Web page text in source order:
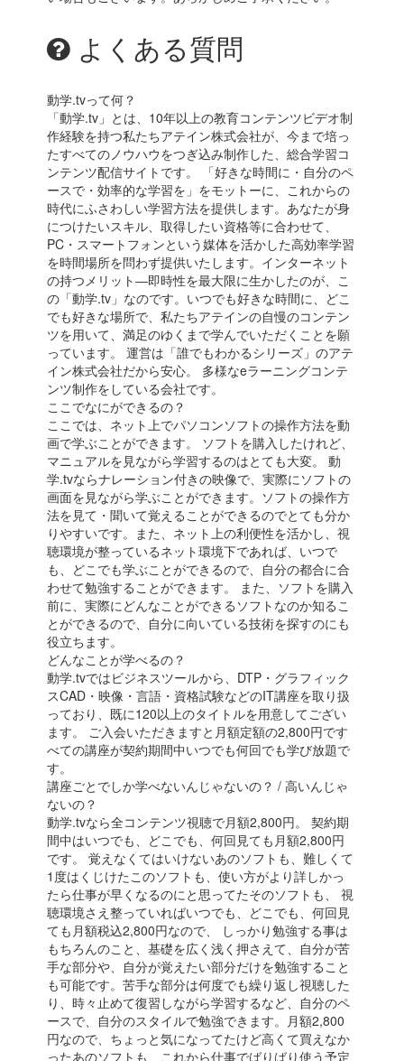
よくある質問
動学.tvって何？
「動学.tv」とは、10年以上の教育コンテンツビデオ制
作経験を持つ私たちアテイン株式会社が、今まで培っ
たすべてのノウハウをつぎ込み制作した、総合学習コ
ンテンツ配信サイトです。 「好きな時間に・自分のペ
ースで・効率的な学習を」をモットーに、これからの
時代にふさわしい学習方法を提供します。あなたが身
につけたいスキル、取得したい資格等に合わせて、
PC・スマートフォンという媒体を活かした高効率学習
を時間場所を問わず提供いたします。インターネット
の持つメリット―即時性を最大限に生かしたのが、こ
の「動学.tv」なのです。いつでも好きな時間に、どこ
でも好きな場所で、私たちアテインの自慢のコンテン
ツを用いて、満足のゆくまで学んでいただくことを願
っています。 運営は「誰でもわかるシリーズ」のアテ
イン株式会社だから安心。 多様なeラーニングコンテ
ンツ制作をしている会社です。
ここでなにができるの？
ここでは、ネット上でパソコンソフトの操作方法を動
画で学ぶことができます。 ソフトを購入したけれど、
マニュアルを見ながら学習するのはとても大変。 動
学.tvならナレーション付きの映像で、実際にソフトの
画面を見ながら学ぶことができます。ソフトの操作方
法を見て・聞いて覚えることができるのでとても分か
りやすいです。また、ネット上の利便性を活かし、視
聴環境が整っているネット環境下であれば、いつで
も、どこでも学ぶことができるので、自分の都合に合
わせて勉強することができます。 また、ソフトを購入
前に、実際にどんなことができるソフトなのか知るこ
とができるので、自分に向いている技術を探すのにも
役立ちます。
どんなことが学べるの？
動学.tvではビジネスツールから、DTP・グラフィック
スCAD・映像・言語・資格試験などのIT講座を取り扱
っており、既に120以上のタイトルを用意してござい
ます。 ご入会いただきますと月額定額の2,800円です
べての講座が契約期間中いつでも何回でも学び放題で
す。
講座ごとでしか学べないんじゃないの？ / 高いんじゃ
ないの？
動学.tvなら全コンテンツ視聴で月額2,800円。 契約期
間中はいつでも、どこでも、何回見ても月額2,800円
です。 覚えなくてはいけないあのソフトも、難しくて
1度はくじけたこのソフトも、使い方がより詳しかっ
たら仕事が早くなるのにと思ってたそのソフトも、 視
聴環境さえ整っていればいつでも、どこでも、何回見
ても月額税込2,800円なので、 しっかり勉強する事は
もちろんのこと、基礎を広く浅く押さえて、自分が苦
手な部分や、自分が覚えたい部分だけを勉強すること
も可能です。苦手な部分は何度でも繰り返し視聴した
り、時々止めて復習しながら学習するなど、自分のペ
ースで、自分のスタイルで勉強できます。月額2,800
円なので、ちょっと気になってたけど高くて買えなか
ったあのソフトも、これから仕事でばりばり使う予定